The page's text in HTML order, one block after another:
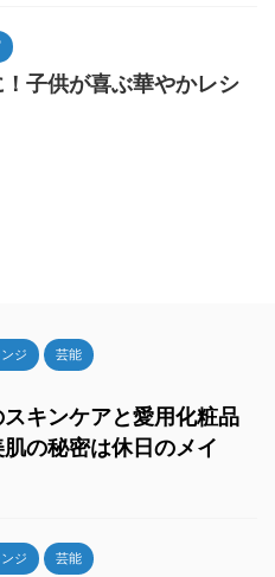
子供が喜ぶ華やかレシ
ジ 芸能
キンケアと愛用化粧品
の秘密は休日のメイ
ジ 芸能